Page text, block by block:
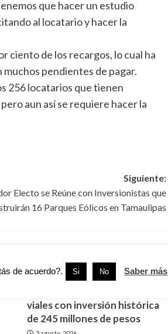
que hacer un estudio
al locatario y hacer la
ciento de los recargos, lo cual ha
pendientes de pagar.
256 locatarios que tienen
aun así se requiere hacer la
Siguiente:
Electo se Reúne con Inversionistas que
16 Parques Eólicos en Tamaulipas
Tamaulipas
viales con inversión histórica
de 245 millones de pesos
de acuerdo?. Si No Saber más